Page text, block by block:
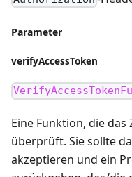
Parameter
verifyAccessToken
Eine Funktion, die
überprüft. Sie sollte
akzeptieren und ein